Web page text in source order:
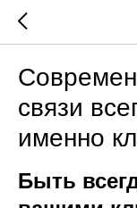
связи
именно
Быть